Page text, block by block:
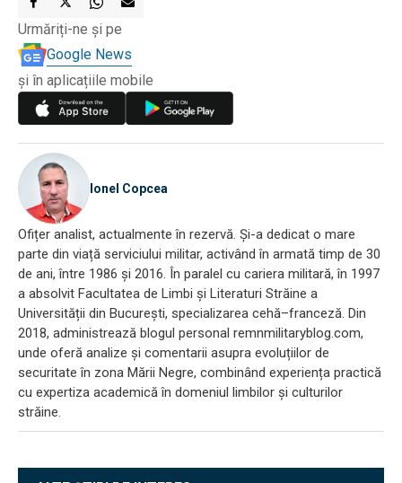
Urmăriți-ne și pe
Google News
și în aplicațiile mobile
Ionel Copcea
Ofițer analist, actualmente în rezervă. Și-a dedicat o mare
parte din viață serviciului militar, activând în armată timp de 30
de ani, între 1986 și 2016. În paralel cu cariera militară, în 1997
a absolvit Facultatea de Limbi și Literaturi Străine a
Universității din București, specializarea cehă–franceză. Din
2018, administrează blogul personal remnmilitaryblog.com,
unde oferă analize și comentarii asupra evoluțiilor de
securitate în zona Mării Negre, combinând experiența practică
cu expertiza academică în domeniul limbilor și culturilor
străine.